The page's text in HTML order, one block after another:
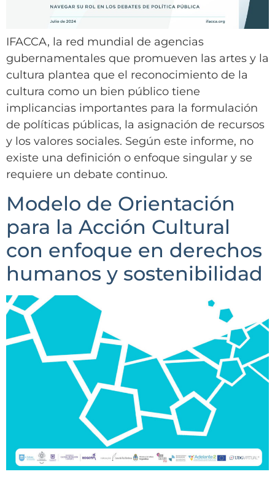
IFACCA, la red mundial de agencias
gubernamentales que promueven las artes y la
cultura plantea que el reconocimiento de la
cultura como un bien público tiene
implicancias importantes para la formulación
de políticas públicas, la asignación de recursos
y los valores sociales. Según este informe, no
existe una definición o enfoque singular y se
requiere un debate continuo.
Modelo de Orientación
para la Acción Cultural
con enfoque en derechos
humanos y sostenibilidad